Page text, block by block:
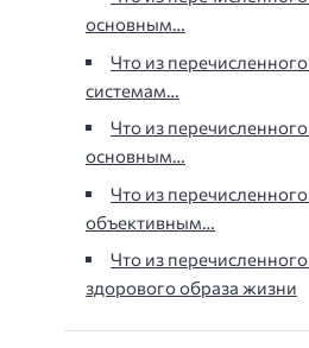
основным…
Что из
системам…
Что из
основным…
Что из
объективным…
Что из
здорового образа жизни